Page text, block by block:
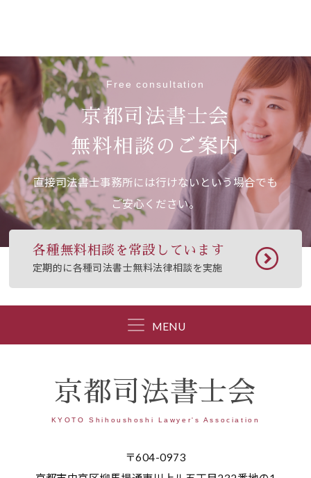
Free consultation
京都司法書士会
無料相談のご案内
直接司法書士事務所には行けないという場合でも
ご安心ください。
各種無料相談を常設しています
定期的に各種司法書士無料法律相談を実施
MENU
京都司法書士会
KYOTO Shihoushoshi Lawyer's Association
〒604-0973